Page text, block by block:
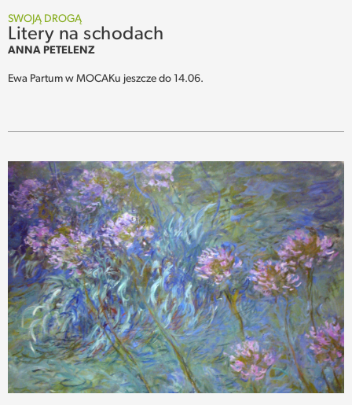
SWOJĄ DROGĄ
Litery na schodach
ANNA PETELENZ
Ewa Partum w MOCAKu jeszcze do 14.06.